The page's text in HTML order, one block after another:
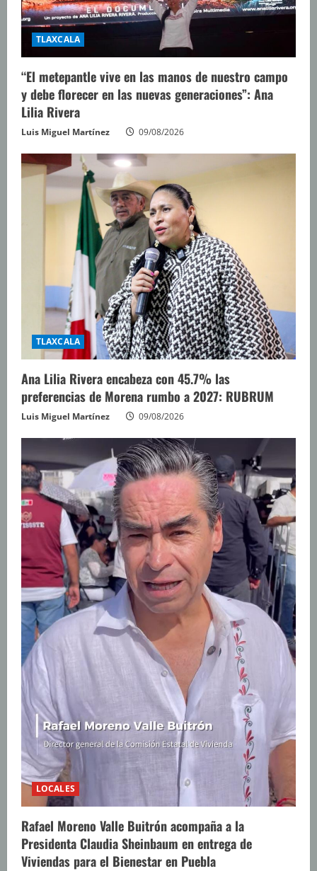
TLAXCALA
“El metepantle vive en las manos de nuestro campo
y debe florecer en las nuevas generaciones”: Ana
Lilia Rivera
Luis Miguel Martínez 09/08/2026
TLAXCALA
Ana Lilia Rivera encabeza con 45.7% las
preferencias de Morena rumbo a 2027: RUBRUM
Luis Miguel Martínez 09/08/2026
LOCALES
Rafael Moreno Valle Buitrón acompaña a la
Presidenta Claudia Sheinbaum en entrega de
Viviendas para el Bienestar en Puebla